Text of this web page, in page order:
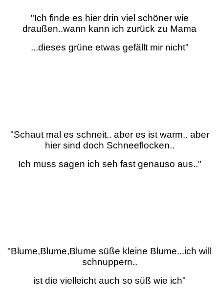
"Ich finde es hier drin viel schöner wie
draußen..wann kann ich zurück zu Mama
...dieses grüne etwas gefällt mir nicht"
"Schaut mal es schneit.. aber es ist warm.. aber
hier sind doch Schneeflocken..
Ich muss sagen ich seh fast genauso aus.."
"Blume,Blume,Blume süße kleine Blume...ich will
schnuppern..
ist die vielleicht auch so süß wie ich"